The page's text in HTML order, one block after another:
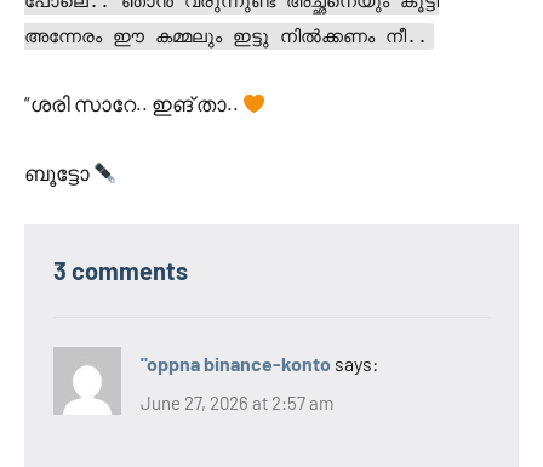
അന്നേരം ഈ കമ്മലും ഇട്ടു നിൽക്കണം നീ..
“ശരി സാറേ.. ഇങ് താ..
ബൂട്ടോ
3 comments
"oppna binance-konto says:
June 27, 2026 at 2:57 am